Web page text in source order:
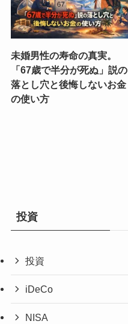
未婚男性の寿命の真実。
「67歳で半分が死ぬ」説の
落とし穴と後悔しないお金
の使い方
投資
投資
iDeCo
NISA